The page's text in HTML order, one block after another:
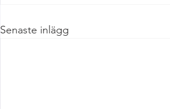
Senaste inlägg